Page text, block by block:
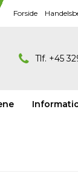
Forside
Tlf. +45